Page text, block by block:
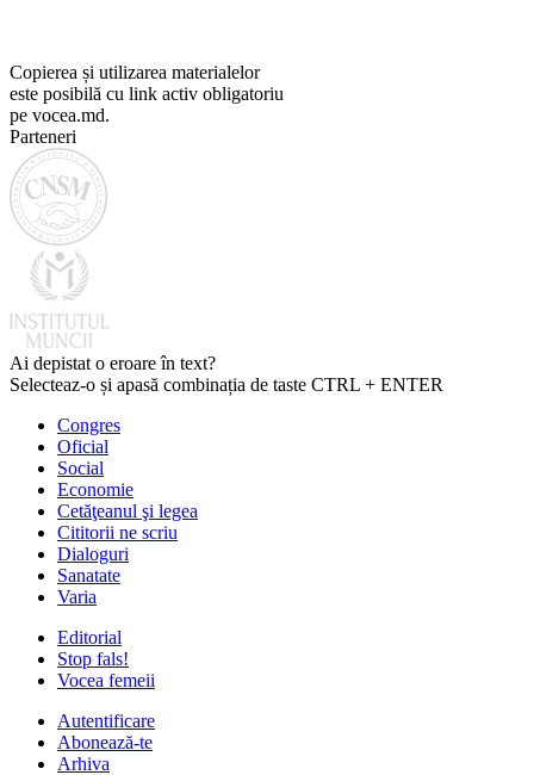
Copierea și utilizarea materialelor
este posibilă cu link activ obligatoriu
pe vocea.md.
Parteneri
Ai depistat o eroare în text?
Selecteaz-o și apasă combinația de taste CTRL + ENTER
Congres
Oficial
Social
Economie
Cetăţeanul şi legea
Cititorii ne scriu
Dialoguri
Sanatate
Varia
Editorial
Stop fals!
Vocea femeii
Autentificare
Abonează-te
Arhiva